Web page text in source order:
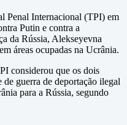
Penal Internacional (TPI) em
Putin e contra a
da Rússia, Alekseyevna
áreas ocupadas na Ucrânia.
considerou que os dois
de guerra de deportação ilegal
para a Rússia, segundo